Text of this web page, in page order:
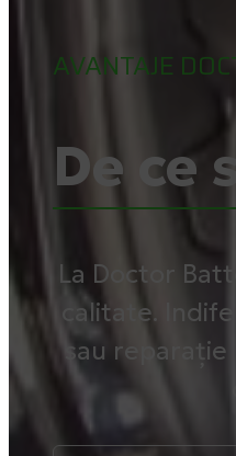
AVANTAJE
De ce
La Doctor
calitate.
sau